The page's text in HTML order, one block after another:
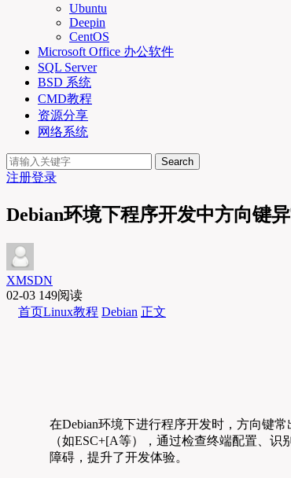
Ubuntu
Deepin
CentOS
Microsoft Office 办公软件
SQL Server
BSD 系统
CMD教程
资源分享
网络系统
Search
注册登录
Debian环境下程序开发中方向键
XMSDN
02-03 149阅读
首页Linux教程 Debian 正文
在Debian环境下进行程序开发时，方向键
（如ESC+[A等），通过检查终端配置、
障碍，提升了开发体验。